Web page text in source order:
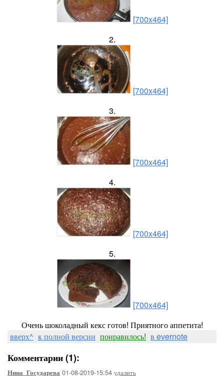
[700x464]
2.
[700x464]
3.
[700x464]
4.
[700x464]
5.
[700x464]
Очень шоколадный кекс готов! Приятного аппетита!
вверх^ к полной версии понравилось! в evernote
Комментарии (1):
Нина_Государева 01-08-2019-15:54 удалить